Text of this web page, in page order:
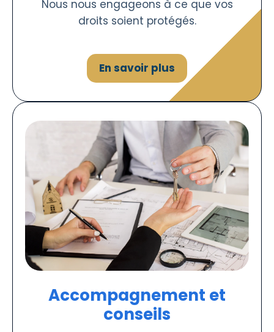
Nous nous engageons à ce que vos
droits soient protégés.
En savoir plus
Accompagnement et
conseils